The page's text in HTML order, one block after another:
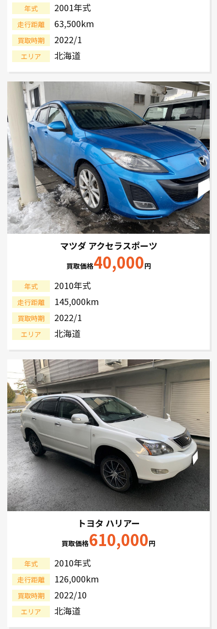
年式 2001年式
走行距離 63,500km
買取時期 2022/1
エリア 北海道
マツダ アクセラスポーツ
買取価格40,000円
年式 2010年式
走行距離 145,000km
買取時期 2022/1
エリア 北海道
トヨタ ハリアー
買取価格610,000円
年式 2010年式
走行距離 126,000km
買取時期 2022/10
エリア 北海道